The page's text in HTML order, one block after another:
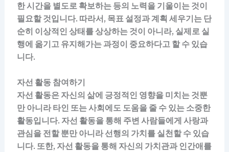
한 시간을 별도로 확보하는 등의 노력을 기울이는 것이
필요할 것입니다. 따라서, 목표 설정과 계획 세우기는 단
순히 이상적인 상태를 상상하는 것이 아니라, 실제로 실
행에 옮기고 유지해가는 과정이 중요하다고 할 수 있습
니다.
자선 활동 참여하기
자선 활동은 자신의 삶에 긍정적인 영향을 미치는 것뿐
만 아니라 타인 또는 사회에도 도움을 줄 수 있는 소중한
활동입니다. 자선 활동을 통해 주변 사람들에게 사랑과
관심을 전할 뿐만 아니라 선행의 가치를 실천할 수 있습
니다. 또한, 자선 활동을 통해 자신의 가치관과 인간애를